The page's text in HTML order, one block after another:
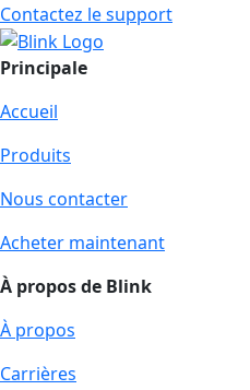
Contactez le support
Principale
Accueil
Produits
Nous contacter
Acheter maintenant
À propos de Blink
À propos
Carrières